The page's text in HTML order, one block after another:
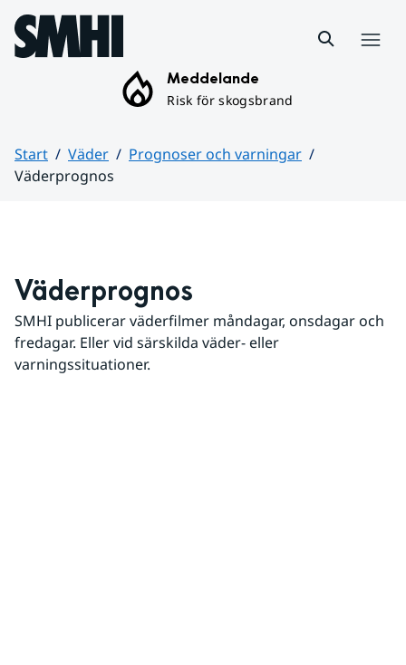
Hoppa till sidans innehåll
Meddelande
Risk för skogsbrand
Start Väder
Prognoser och varningar
Väderprognos
Väderprognos
SMHI publicerar väderfilmer måndagar, onsdagar och
fredagar. Eller vid särskilda väder- eller
varningssituationer.